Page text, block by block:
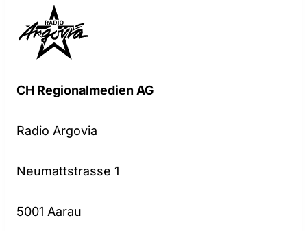
CH Regionalmedien AG
Radio Argovia
Neumattstrasse 1
5001 Aarau